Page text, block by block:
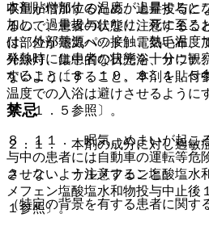
収量が増加するため、過量投与に
るので、患者の状態に注意するこ
付部位が電気パッド、電気毛布、
外線灯、集中的な日光浴、サウナ
ないようにすること。本剤を貼付
温度での入浴は避けさせるように
９．１．５参照〕。
８．１１． 眠気、めまいが起こ
与中の患者には自動車の運転等危
させないよう注意すること。
（特定の背景を有する患者に関す
本剤貼付部位の温度が上昇すると
加し、過量投与になり、死に至る
は、外部熱源への接触、熱い温度
発熱時には患者の状態を十分に観
すること〔８．１０、９．１．５
禁忌
２．１． 本剤の成分に対し過敏
２．２． ナルメフェン塩酸塩水
メフェン塩酸塩水和物投与中止後
１参照〕。